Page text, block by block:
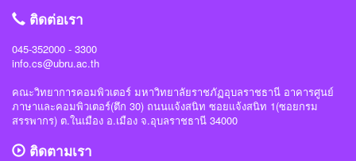
ติดต่อเรา
045-352000 - 3300
info.cs@ubru.ac.th
คณะวิทยาการคอมพิวเตอร์ มหาวิทยาลัยราชภัฏอุบลราชธานี อาคารศูนย์
ภาษาและคอมพิวเตอร์(ตึก 30) ถนนแจ้งสนิท ซอยแจ้งสนิท 1(ซอยกรม
สรรพากร) ต.ในเมือง อ.เมือง จ.อุบลราชธานี 34000
ติดตามเรา